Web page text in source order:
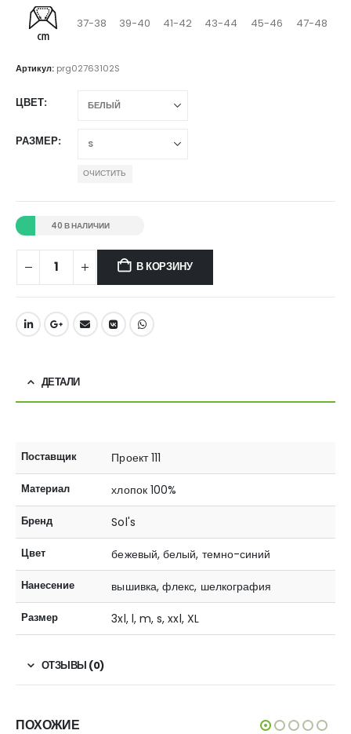
37-38 39-40 41-42 43-44 45-46 47-48
Артикул: prg02763102S
ЦВЕТ
РАЗМЕР
ОЧИСТИТЬ
40 В НАЛИЧИИ
В КОРЗИНУ
ДЕТАЛИ
Поставщик Проект 111
Материал хлопок 100%
Бренд Sol's
Цвет бежевый, белый, темно-синий
Нанесение вышивка, флекс, шелкография
Размер 3xl, l, m, s, xxl, XL
ОТЗЫВЫ (0)
ПОХОЖИЕ